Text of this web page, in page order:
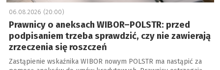
06.08.2026 (20:00)
Prawnicy o aneksach WIBOR–POLSTR: przed
podpisaniem trzeba sprawdzić, czy nie zawierają
zrzeczenia się roszczeń
Zastąpienie wskaźnika WIBOR nowym POLSTR ma nastąpić za